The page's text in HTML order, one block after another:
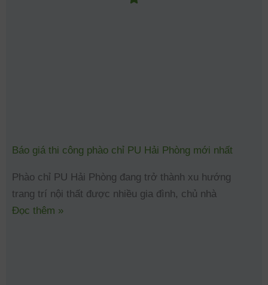
Báo giá thi công phào chỉ PU Hải Phòng mới nhất
Phào chỉ PU Hải Phòng đang trở thành xu hướng
trang trí nội thất được nhiều gia đình, chủ nhà
Đọc thêm »